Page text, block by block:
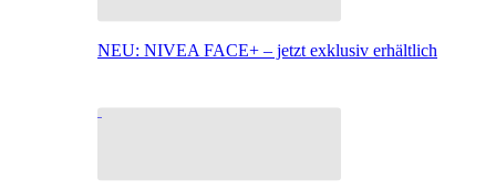
NEU: NIVEA FACE+ – jetzt exklusiv erhältlich